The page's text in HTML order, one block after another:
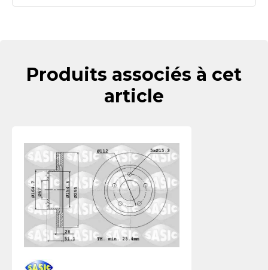
Produits associés à cet
article